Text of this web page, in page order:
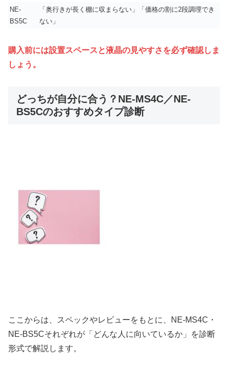
NE-
BS5C
「奥行きが長く棚に収まらない」「価格の割に2段調理でき
ない」
購入前には設置スペースと液晶の見やすさを必ず確認しま
しょう。
どっちが自分に合う？NE-MS4C／NE-
BS5Cのおすすめタイプ診断
ここからは、スペックやレビューをもとに、NE-MS4C・
NE-BS5Cそれぞれが「どんな人に向いているか」を診断
形式で解説します。